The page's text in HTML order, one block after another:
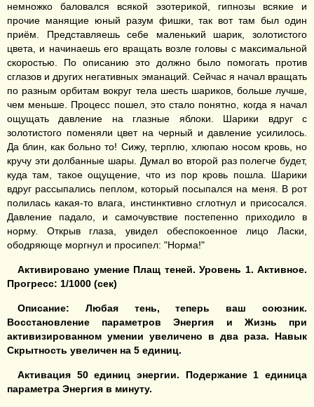
немножко баловался всякой эзотерикой, гипнозы всякие и
прочие манящие юный разум фишки, так вот там был один
приём. Представляешь себе маленький шарик, золотистого
цвета, и начинаешь его вращать возле головы с максимальной
скоростью. По описанию это должно было помогать против
сглазов и других негативных эманаций. Сейчас я начал вращать
по разным орбитам вокруг тела шесть шариков, больше лучше,
чем меньше. Процесс пошел, это стало понятно, когда я начал
ощущать давление на глазные яблоки. Шарики вдруг с
золотистого поменяли цвет на черный и давление усилилось.
Да блин, как больно то! Сижу, терплю, хлюпаю носом кровь, но
кручу эти долбанные шары. Думал во второй раз полегче будет,
куда там, такое ощущение, что из пор кровь пошла. Шарики
вдруг рассыпались пеплом, который посыпался на меня. В рот
полилась какая-то влага, инстинктивно сглотнул и присосался.
Давление падало, и самочувствие постепенно приходило в
норму. Открыв глаза, увидел обеспокоенное лицо Ласки,
ободряюще моргнул и просипел: "Норма!"
Активировано умение Плащ теней. Уровень 1. Активное.
Прогресс: 1/1000 (сек)
Описание: Любая тень, теперь ваш союзник.
Восстановление параметровЭнергия и Жизнь при
активизированном умении увеличено в два раза. Навык
Скрытность увеличен на 5 единиц.
Активация 50единиц энергии. Подержание 1 единица
параметра Энергия в минуту.